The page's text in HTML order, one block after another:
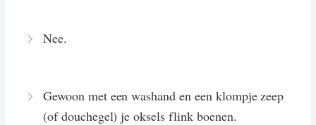
Nee.
Gewoon met een washand en een klompje zeep
(of douchegel) je oksels flink boenen.